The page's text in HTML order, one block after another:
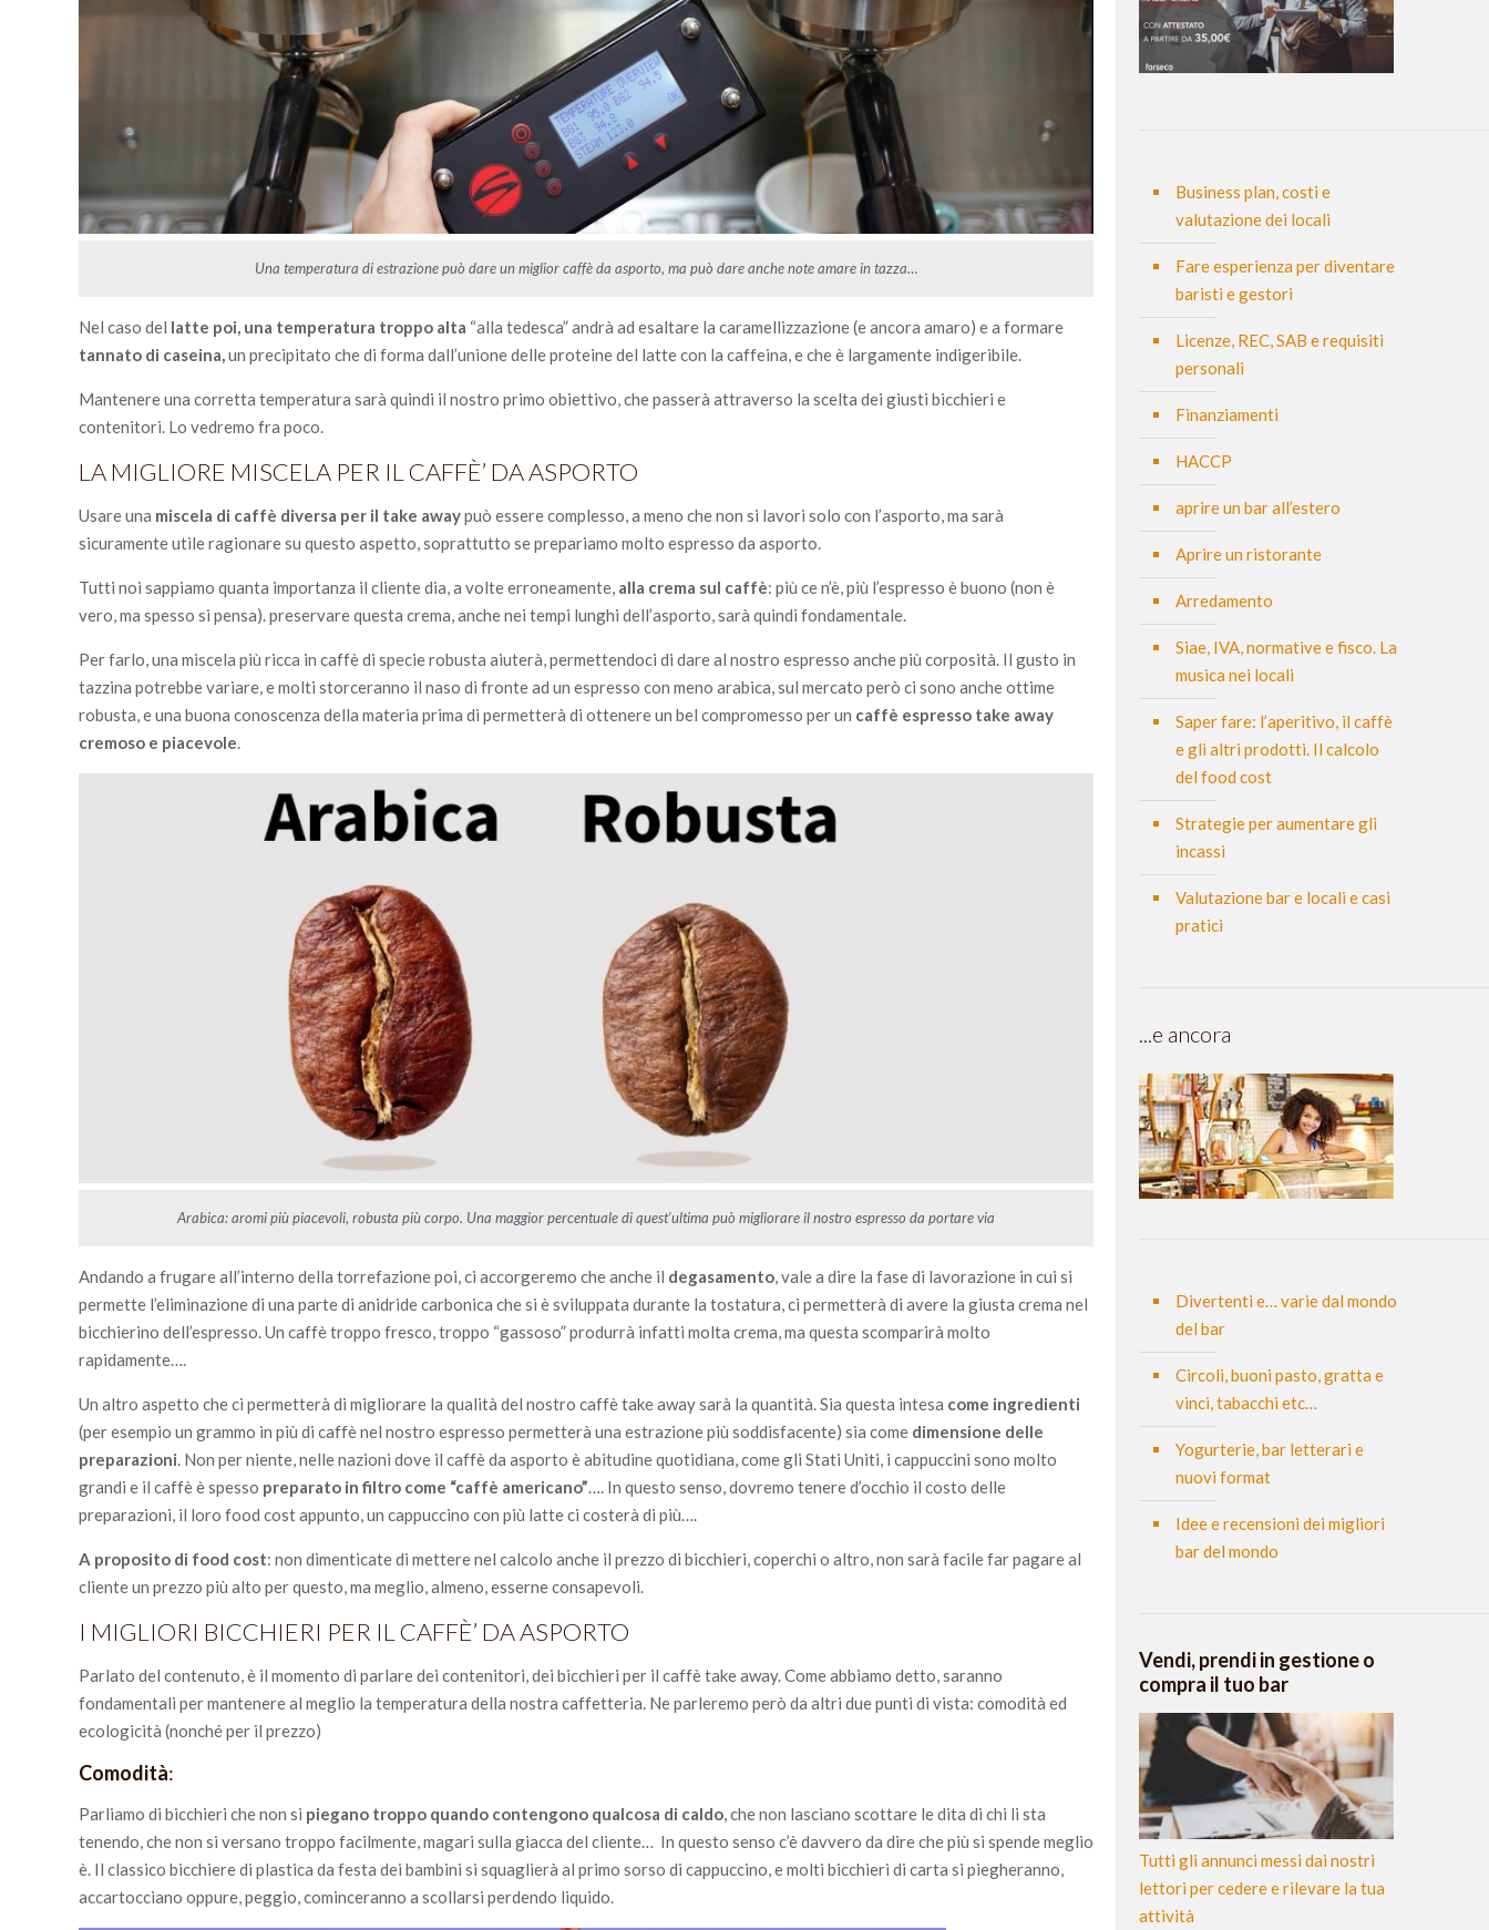
Una temperatura di estrazione può dare un miglior caffè da asporto, ma può dare anche note amare in tazza…
Nel caso del latte poi, una temperatura troppo alta “alla tedesca” andrà ad esaltare la caramellizzazione (e ancora amaro) e a formare
tannato di caseina,un precipitato che di forma dall’unione delle proteine del latte con la caffeina, e che è largamente indigeribile.
Mantenere una corretta temperatura sarà quindi il nostro primo obiettivo, che passerà attraverso la scelta dei giusti bicchieri e
contenitori. Lo vedremo fra poco.
LA MIGLIORE MISCELA PER IL CAFFÈ’ DA ASPORTO
Usare una miscela di caffè diversa per il take awaypuò essere complesso, a meno che non si lavori solo con l’asporto, ma sarà
sicuramente utile ragionare su questo aspetto, soprattutto se prepariamo molto espresso da asporto.
Tutti noi sappiamo quanta importanza il cliente dia, a volte erroneamente, alla crema sul caffè: più ce n’è, più l’espresso è buono (non è
vero, ma spesso si pensa). preservare questa crema, anche nei tempi lunghi dell’asporto, sarà quindi fondamentale.
Per farlo, una miscela più ricca in caffè di specie robusta aiuterà, permettendoci di dare al nostro espresso anche più corposità. Il gusto in
tazzina potrebbe variare, e molti storceranno il naso di fronte ad un espresso con meno arabica, sul mercato però ci sono anche ottime
robusta, e una buona conoscenza della materia prima di permetterà di ottenere un bel compromesso per un caffè espresso take away
cremoso e piacevole.
Arabica: aromi più piacevoli, robusta più corpo. Una maggior percentuale di quest’ultima può migliorare il nostro espresso da portare via
Andando a frugare all’interno della torrefazione poi, ci accorgeremo che anche il degasamento, vale a dire la fase di lavorazione in cui si
permette l’eliminazione di una parte di anidride carbonica che si è sviluppata durante la tostatura, ci permetterà di avere la giusta crema nel
bicchierino dell’espresso. Un caffè troppo fresco, troppo “gassoso” produrrà infatti molta crema, ma questa scomparirà molto
rapidamente….
Un altro aspetto che ci permetterà di migliorare la qualità del nostro caffè take away sarà la quantità. Sia questa intesa come ingredienti
(per esempio un grammo in più di caffè nel nostro espresso permetterà una estrazione più soddisfacente) sia come dimensione delle
preparazioni. Non per niente, nelle nazioni dove il caffè da asporto è abitudine quotidiana, come gli Stati Uniti, i cappuccini sono molto
grandi e il caffè è spesso preparato in filtro come “caffè americano”…. In questo senso, dovremo tenere d’occhio il costo delle
preparazioni, il loro food cost appunto, un cappuccino con più latte ci costerà di più….
A proposito di food cost: non dimenticate di mettere nel calcolo anche il prezzo di bicchieri, coperchi o altro, non sarà facile far pagare al
cliente un prezzo più alto per questo, ma meglio, almeno, esserne consapevoli.
I MIGLIORI BICCHIERI PER IL CAFFÈ’ DA ASPORTO
Parlato del contenuto, è il momento di parlare dei contenitori, dei bicchieri per il caffè take away. Come abbiamo detto, saranno
fondamentali per mantenere al meglio la temperatura della nostra caffetteria. Ne parleremo però da altri due punti di vista: comodità ed
ecologicità (nonché per il prezzo)
Comodità:
Parliamo di bicchieri che non si piegano troppo quando contengono qualcosa di caldo, che non lasciano scottare le dita di chi li sta
tenendo, che non si versano troppo facilmente, magari sulla giacca del cliente… In questo senso c’è davvero da dire che più si spende meglio
è. Il classico bicchiere di plastica da festa dei bambini si squaglierà al primo sorso di cappuccino, e molti bicchieri di carta si piegheranno,
accartocciano oppure, peggio, cominceranno a scollarsi perdendo liquido.
Business plan, costi e
valutazione dei locali
Fare esperienza per diventare
baristi e gestori
Licenze, REC, SAB e requisiti
personali
Finanziamenti
HACCP
aprire un bar all’estero
Aprire un ristorante
Arredamento
Siae, IVA, normative e fisco. La
musica nei locali
Saper fare: l’aperitivo, il caffè
e gli altri prodotti. Il calcolo
del food cost
Strategie per aumentare gli
incassi
Valutazione bar e locali e casi
pratici
...e ancora
Divertenti e… varie dal mondo
del bar
Circoli, buoni pasto, gratta e
vinci, tabacchi etc…
Yogurterie, bar letterari e
nuovi format
Idee e recensioni dei migliori
bar del mondo
Vendi, prendi in gestione o
compra il tuo bar
Tutti gli annunci messi dai nostri
lettori per cedere e rilevare la tua
attività